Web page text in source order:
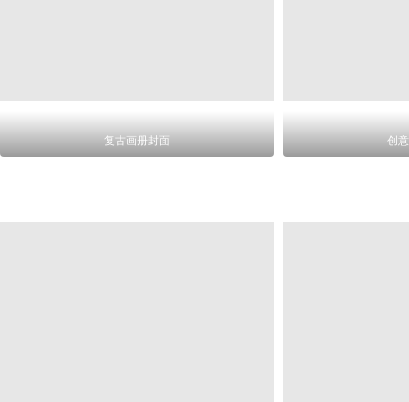
复古画册封面 创